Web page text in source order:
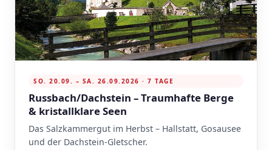
SO. 20.09. – SA. 26.09.2026 · 7 TAGE
Russbach/Dachstein – Traumhafte Berge
& kristallklare Seen
Das Salzkammergut im Herbst – Hallstatt, Gosausee
und der Dachstein-Gletscher.